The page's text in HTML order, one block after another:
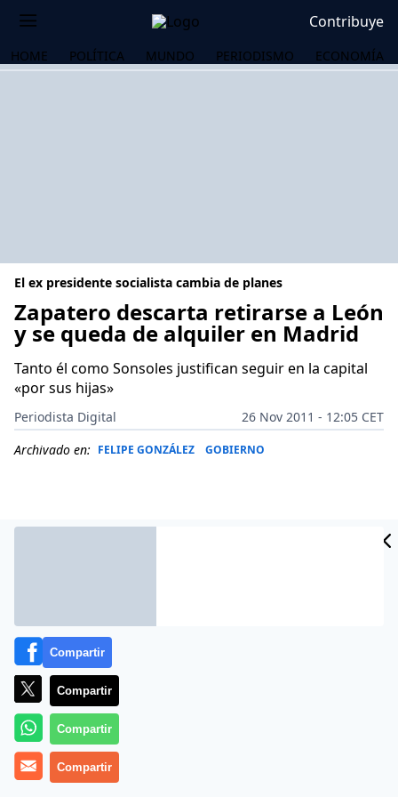
Contribuye
HOME POLÍTICA MUNDO PERIODISMO ECONOMÍA
El ex presidente socialista cambia de planes
Zapatero descarta retirarse a León
y se queda de alquiler en Madrid
Tanto él como Sonsoles justifican seguir en la capital
«por sus hijas»
Periodista Digital
26 Nov 2011 - 12:05 CET
Archivado en: FELIPE GONZÁLEZ GOBIERNO
Más información
Compartir
Compartir
Compartir
Compartir